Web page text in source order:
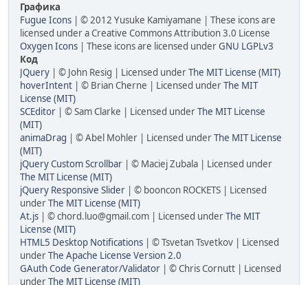
Графика
Fugue Icons | © 2012 Yusuke Kamiyamane | These icons are
licensed under a Creative Commons Attribution 3.0 License
Oxygen Icons | These icons are licensed underGNU LGPLv3
Код
JQuery | © John Resig | Licensed underThe MIT License (MIT)
hoverIntent | © Brian Cherne | Licensed underThe MIT
License (MIT)
SCEditor | © Sam Clarke | Licensed underThe MIT License
(MIT)
animaDrag | © Abel Mohler | Licensed underThe MIT License
(MIT)
jQuery Custom Scrollbar | © Maciej Zubala | Licensed under
The MIT License (MIT)
jQuery Responsive Slider | © booncon ROCKETS | Licensed
underThe MIT License (MIT)
At.js | © chord.luo@gmail.com | Licensed underThe MIT
License (MIT)
HTML5 Desktop Notifications | © Tsvetan Tsvetkov | Licensed
underThe Apache License Version 2.0
GAuth Code Generator/Validator | © Chris Cornutt | Licensed
underThe MIT License (MIT)